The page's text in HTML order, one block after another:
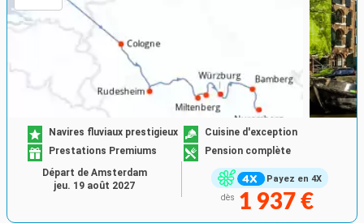
Payez en 4X
Navires fluviaux prestigieux
Cuisine d'exception
Prestations Premiums
Pension complète
dès 1 937 €
Départ de Amsterdam
jeu. 19 août 2027